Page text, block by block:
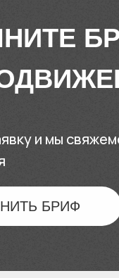
БРИФ
и мы